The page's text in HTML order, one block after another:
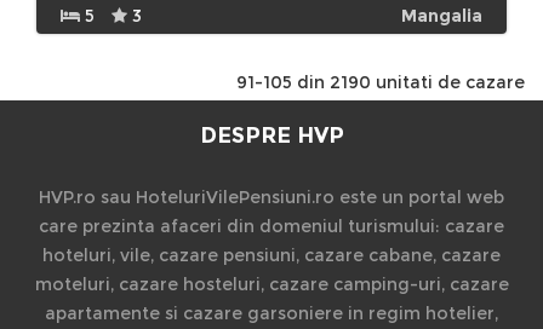
5 3 Mangalia
91-105 din 2190 unitati de cazare
DESPRE HVP
HVP.ro sau HoteluriVilePensiuni.ro este un portal web
care prezinta afaceri din domeniul turismului: cazare
hoteluri, vile, cazare pensiuni, cazare cabane, cazare
moteluri, cazare hosteluri, cazare camping-uri, cazare
apartamente si cazare garsoniere in regim hotelier,